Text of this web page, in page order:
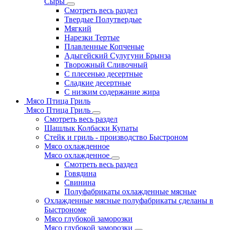
Смотреть весь раздел
Твердые Полутвердые
Мягкий
Нарезки Тертые
Плавленные Копченые
Адыгейский Сулугуни Брынза
Творожный Сливочный
С плесенью десертные
Сладкие десертные
С низким содержание жира
Мясо Птица Гриль
Мясо Птица Гриль
Смотреть весь раздел
Шашлык Колбаски Купаты
Стейк и гриль - производство Быстроном
Мясо охлажденное
Мясо охлажденное
Смотреть весь раздел
Говядина
Свинина
Полуфабрикаты охлажденные мясные
Охлажденные мясные полуфабрикаты сделаны в
Быстрономе
Мясо глубокой заморозки
Мясо глубокой заморозки